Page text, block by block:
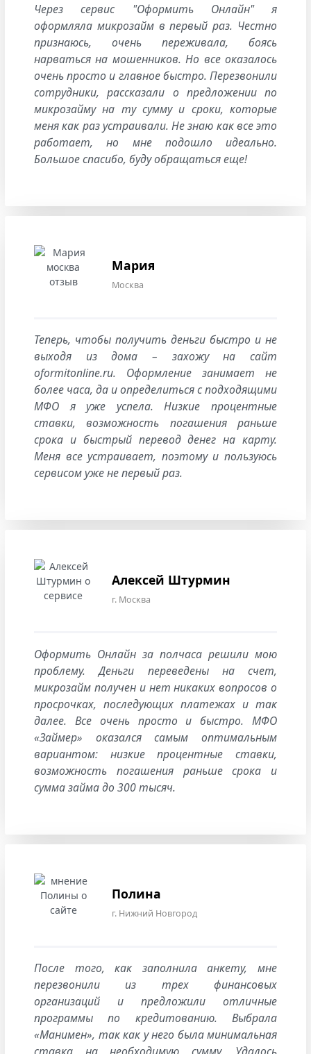
Через сервис "Оформить Онлайн" я
оформляла микрозайм в первый раз. Честно
признаюсь, очень переживала, боясь
нарваться на мошенников. Но все оказалось
очень просто и главное быстро. Перезвонили
сотрудники, рассказали о предложении по
микрозайму на ту сумму и сроки, которые
меня как раз устраивали. Не знаю как все это
работает, но мне подошло идеально.
Большое спасибо, буду обращаться еще!
Мария
Москва
Теперь, чтобы получить деньги быстро и не
выходя из дома – захожу на сайт
oformitonline.ru. Оформление занимает не
более часа, да и определиться с подходящими
МФО я уже успела. Низкие процентные
ставки, возможность погашения раньше
срока и быстрый перевод денег на карту.
Меня все устраивает, поэтому и пользуюсь
сервисом уже не первый раз.
Алексей Штурмин
г. Москва
Оформить Онлайн за полчаса решили мою
проблему. Деньги переведены на счет,
микрозайм получен и нет никаких вопросов о
просрочках, последующих платежах и так
далее. Все очень просто и быстро. МФО
«Займер» оказался самым оптимальным
вариантом: низкие процентные ставки,
возможность погашения раньше срока и
сумма займа до 300 тысяч.
Полина
г. Нижний Новгород
После того, как заполнила анкету, мне
перезвонили из трех финансовых
организаций и предложили отличные
программы по кредитованию. Выбрала
«Манимен», так как у него была минимальная